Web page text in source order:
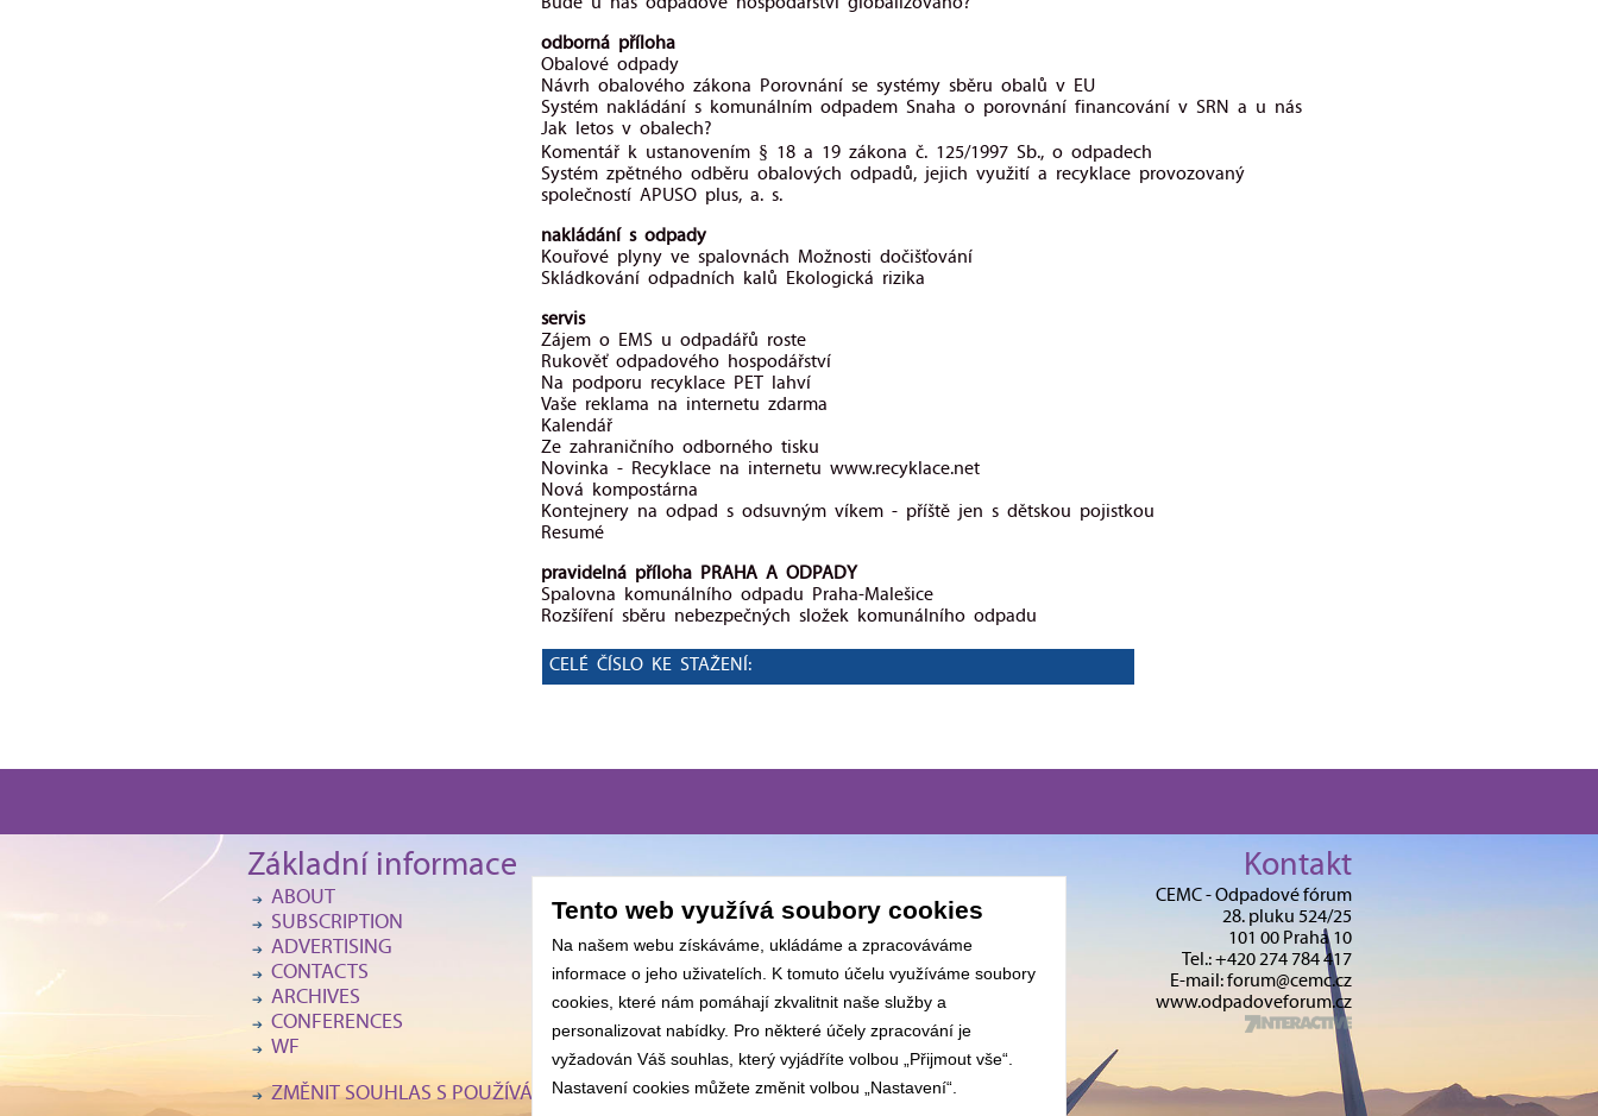
Bude u nás odpadové hospodářství globalizováno?
odborná příloha
Obalové odpady
Návrh obalového zákona Porovnání se systémy sběru obalů v EU
Systém nakládání s komunálním odpadem Snaha o porovnání financování v SRN a u nás
Jak letos v obalech?
Komentář k ustanovením § 18 a 19 zákona č. 125/1997 Sb., o odpadech
Systém zpětného odběru obalových odpadů, jejich využití a recyklace provozovaný
společností APUSO plus, a. s.
nakládání s odpady
Kouřové plyny ve spalovnách Možnosti dočišťování
Skládkování odpadních kalů Ekologická rizika
servis
Zájem o EMS u odpadářů roste
Rukověť odpadového hospodářství
Na podporu recyklace PET lahví
Vaše reklama na internetu zdarma
Kalendář
Ze zahraničního odborného tisku
Novinka - Recyklace na internetu www.recyklace.net
Nová kompostárna
Kontejnery na odpad s odsuvným víkem - příště jen s dětskou pojistkou
Resumé
pravidelná příloha PRAHA A ODPADY
Spalovna komunálního odpadu Praha-Malešice
Rozšíření sběru nebezpečných složek komunálního odpadu
CELÉ ČÍSLO KE STAŽENÍ:
Základní informace
ABOUT
SUBSCRIPTION
ADVERTISING
CONTACTS
ARCHIVES
CONFERENCES
WF
ZMĚNIT SOUHLAS S POUŽÍVÁNÍM COOKIES
Kontakt
CEMC - Odpadové fórum
28. pluku 524/25
101 00 Praha 10
Tel.: +420 274 784 417
E-mail: forum@cemc.cz
www.odpadoveforum.cz
Tento web využívá soubory cookies
Na našem webu získáváme, ukládáme a zpracováváme
informace o jeho uživatelích. K tomuto účelu využíváme soubory
cookies, které nám pomáhají zkvalitnit naše služby a
personalizovat nabídky. Pro některé účely zpracování je
vyžadován Váš souhlas, který vyjádříte volbou „Přijmout vše“.
Nastavení cookies můžete změnit volbou „Nastavení“.